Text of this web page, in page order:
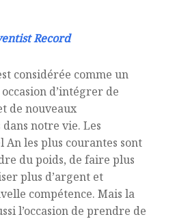
Record
considérée comme un
d’intégrer de
de nouveaux
notre vie. Les
les plus courantes sont
du poids, de faire plus
plus d’argent et
compétence. Mais la
l’occasion de prendre de